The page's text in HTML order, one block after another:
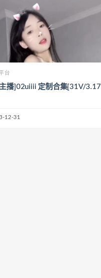
台
播]02uiiii 定制合集[31V/3.17
12-31